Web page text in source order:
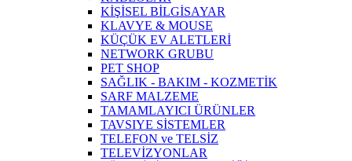
KİŞİSEL BİLGİSAYAR
KLAVYE & MOUSE
KÜÇÜK EV ALETLERİ
NETWORK GRUBU
PET SHOP
SAĞLIK - BAKIM - KOZMETİK
SARF MALZEME
TAMAMLAYICI ÜRÜNLER
TAVSIYE SİSTEMLER
TELEFON ve TELSİZ
TELEVİZYONLAR